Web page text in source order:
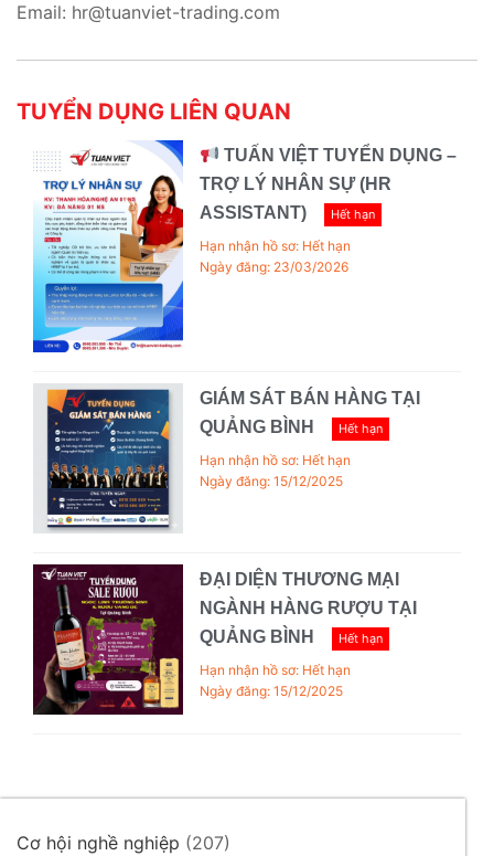
Email: hr@tuanviet-trading.com
TUYỂN DỤNG LIÊN QUAN
TUẤN VIỆT TUYỂN DỤNG –
TRỢ LÝ NHÂN SỰ (HR
ASSISTANT)
Hết hạn
Hạn nhận hồ sơ: Hết hạn
Ngày đăng: 23/03/2026
GIÁM SÁT BÁN HÀNG TẠI
QUẢNG BÌNH
Hết hạn
Hạn nhận hồ sơ: Hết hạn
Ngày đăng: 15/12/2025
ĐẠI DIỆN THƯƠNG MẠI
NGÀNH HÀNG RƯỢU TẠI
QUẢNG BÌNH
Hết hạn
Hạn nhận hồ sơ: Hết hạn
Ngày đăng: 15/12/2025
Cơ hội nghề nghiệp (207)